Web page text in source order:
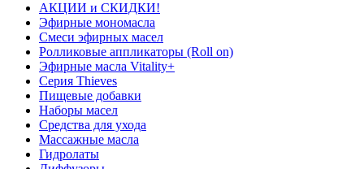
АКЦИИ и СКИДКИ!
Эфирные мономасла
Смеси эфирных масел
Ролликовые аппликаторы (Roll on)
Эфирные масла Vitality+
Серия Thieves
Пищевые добавки
Наборы масел
Средства для ухода
Массажные масла
Гидролаты